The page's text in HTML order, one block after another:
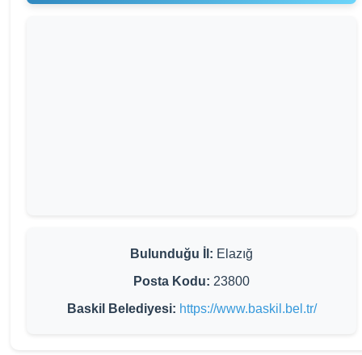
Bulunduğu İl: Elazığ
Posta Kodu: 23800
Baskil Belediyesi: https://www.baskil.bel.tr/